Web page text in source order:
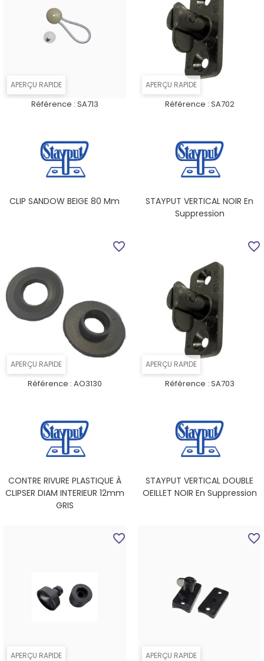
APERÇU RAPIDE
Référence : SA713
CLIP SANDOW BEIGE 80 Mm
APERÇU RAPIDE
Référence : SA702
STAYPUT VERTICAL NOIR En
Suppression
APERÇU RAPIDE
Référence : AO3130
CONTRE RIVURE PLASTIQUE À
CLIPSER DIAM INTERIEUR 12mm
GRIS
favorite_border
APERÇU RAPIDE
Référence : SA703
STAYPUT VERTICAL DOUBLE
OEILLET NOIR En Suppression
favorite_border
APERÇU RAPIDE
favorite_border
APERÇU RAPIDE
favorite_border